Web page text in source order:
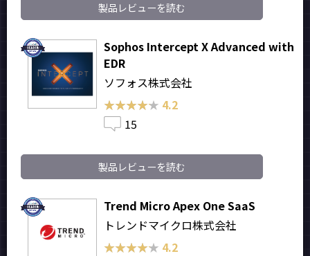
製品レビューを読む
Sophos Intercept X Advanced with
EDR
ソフォス株式会社
★★★★★
★★★★★ 4.2
15
製品レビューを読む
Trend Micro Apex One SaaS
トレンドマイクロ株式会社
★★★★★
★★★★★ 4.2